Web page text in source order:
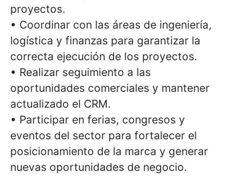
proyectos.
• Coordinar con las áreas de ingeniería,
logística y finanzas para garantizar la
correcta ejecución de los proyectos.
• Realizar seguimiento a las
oportunidades comerciales y mantener
actualizado el CRM.
• Participar en ferias, congresos y
eventos del sector para fortalecer el
posicionamiento de la marca y generar
nuevas oportunidades de negocio.